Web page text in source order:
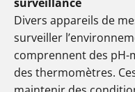
Divers appareils de
surveiller
comprennent des
des thermomètres.